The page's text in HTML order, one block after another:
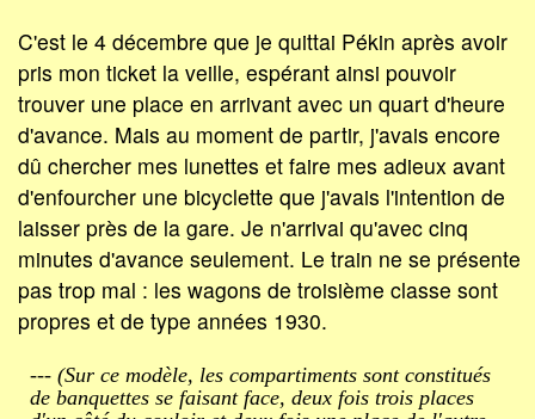
C'est le 4 décembre que je quittai Pékin après avoir
pris mon ticket la veille, espérant ainsi pouvoir
trouver une place en arrivant avec un quart d'heure
d'avance. Mais au moment de partir, j'avais encore
dû chercher mes lunettes et faire mes adieux avant
d'enfourcher une bicyclette que j'avais l'intention de
laisser près de la gare. Je n'arrivai qu'avec cinq
minutes d'avance seulement. Le train ne se présente
pas trop mal : les wagons de troisième classe sont
propres et de type années 1930.
--- (Sur ce modèle, les compartiments sont constitués
de banquettes se faisant face, deux fois trois places